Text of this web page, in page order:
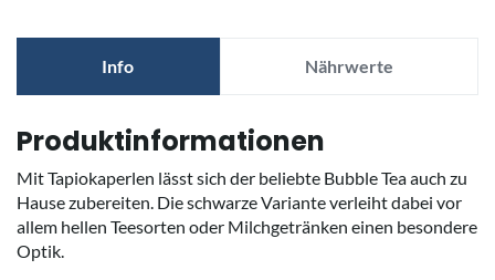
Info Nährwerte
Produktinformationen
Mit Tapiokaperlen lässt sich der beliebte Bubble Tea auch zu
Hause zubereiten. Die schwarze Variante verleiht dabei vor
allem hellen Teesorten oder Milchgetränken einen besondere
Optik.